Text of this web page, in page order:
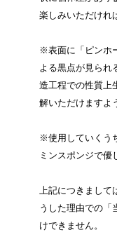
楽しみいただけれ
※表面に「ピンホ
よる黒点が見られ
造工程での性質上
解いただけますよ
※使用していくう
ミンスポンジで優
上記につきまして
うした理由での「
けできません。